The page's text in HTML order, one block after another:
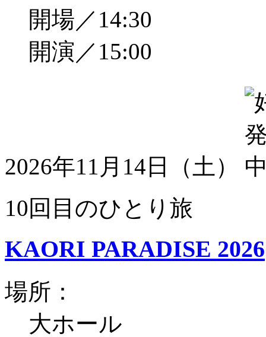
開場／14:30
開演／15:00
2026年11月14日（土）
10回目のひとり旅
KAORI PARADISE 2026
場所：
大ホール